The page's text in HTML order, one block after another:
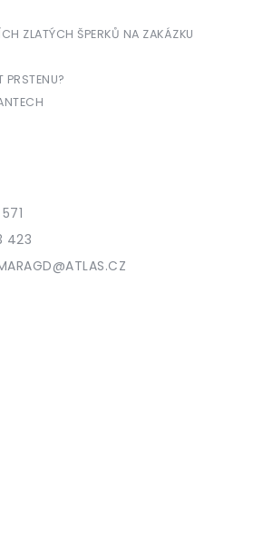
ZLATÝCH ŠPERKŮ NA ZAKÁZKU
PRSTENU?
@ATLAS.CZ
423